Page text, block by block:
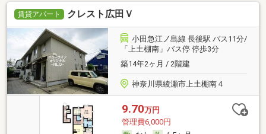
賃貸アパート クレスト広田Ｖ
小田急江ノ島線 長後駅 バス11分/
「上土棚南」バス停 停歩3分
築14年2ヶ月 / 2階建
神奈川県綾瀬市上土棚南４
9.70万円
管理費6,000円